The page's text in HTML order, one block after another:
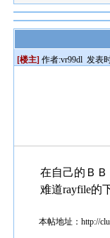
[楼主] 作者:vr99dl 发表
在自己的Ｂ
难道rayfile的
本帖地址：http://